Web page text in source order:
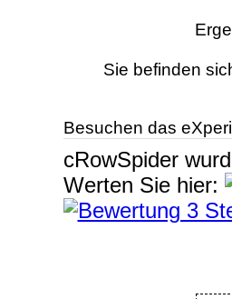
Sie befinden
Besuchen das
cRowSpider
Werten Sie hier: